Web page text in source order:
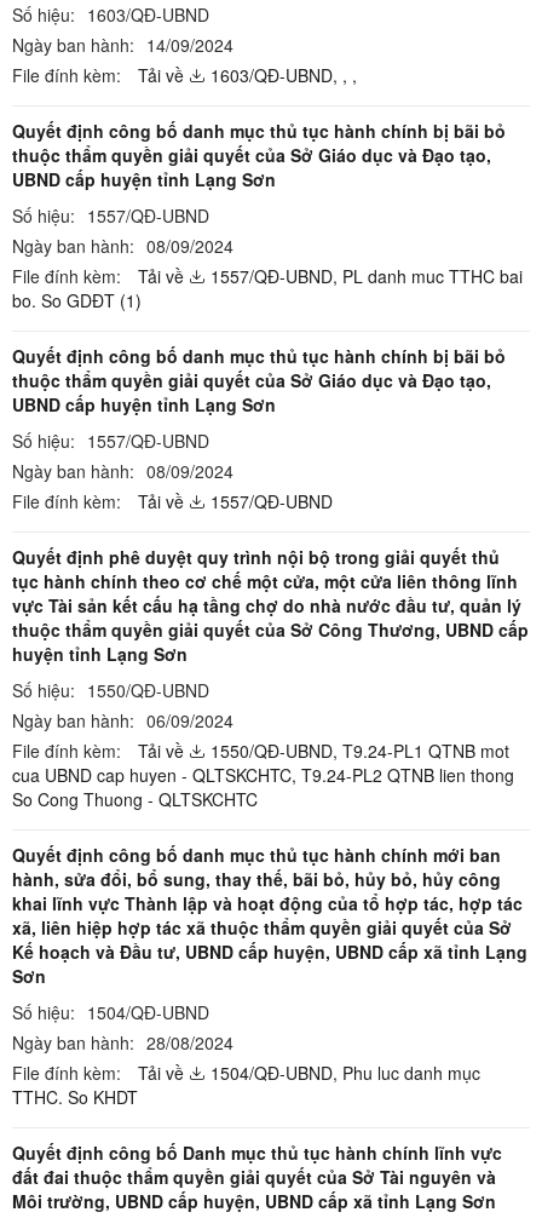
Số hiệu: 1603/QĐ-UBND
Ngày ban hành: 14/09/2024
File đính kèm:
Tải về 1603/QĐ-UBND, , ,
Quyết định công bố danh mục thủ tục hành chính bị bãi bỏ
thuộc thẩm quyền giải quyết của Sở Giáo dục và Đạo tạo,
UBND cấp huyện tỉnh Lạng Sơn
Số hiệu: 1557/QĐ-UBND
Ngày ban hành: 08/09/2024
File đính kèm:
Tải về 1557/QĐ-UBND, PL danh muc TTHC bai
bo. So GDĐT (1)
Quyết định công bố danh mục thủ tục hành chính bị bãi bỏ
thuộc thẩm quyền giải quyết của Sở Giáo dục và Đạo tạo,
UBND cấp huyện tỉnh Lạng Sơn
Số hiệu: 1557/QĐ-UBND
Ngày ban hành: 08/09/2024
File đính kèm:
Tải về 1557/QĐ-UBND
Quyết định phê duyệt quy trình nội bộ trong giải quyết thủ
tục hành chính theo cơ chế một cửa, một cửa liên thông lĩnh
vực Tài sản kết cấu hạ tầng chợ do nhà nước đầu tư, quản lý
thuộc thẩm quyền giải quyết của Sở Công Thương, UBND cấp
huyện tỉnh Lạng Sơn
Số hiệu: 1550/QĐ-UBND
Ngày ban hành: 06/09/2024
File đính kèm:
Tải về 1550/QĐ-UBND, T9.24-PL1 QTNB mot
cua UBND cap huyen - QLTSKCHTC, T9.24-PL2 QTNB lien thong
So Cong Thuong - QLTSKCHTC
Quyết định công bố danh mục thủ tục hành chính mới ban
hành, sửa đổi, bổ sung, thay thế, bãi bỏ, hủy bỏ, hủy công
khai lĩnh vực Thành lập và hoạt động của tổ hợp tác, hợp tác
xã, liên hiệp hợp tác xã thuộc thẩm quyền giải quyết của Sở
Kế hoạch và Đầu tư, UBND cấp huyện, UBND cấp xã tỉnh Lạng
Sơn
Số hiệu: 1504/QĐ-UBND
Ngày ban hành: 28/08/2024
File đính kèm:
Tải về 1504/QĐ-UBND, Phu luc danh mục
TTHC. So KHDT
Quyết định công bố Danh mục thủ tục hành chính lĩnh vực
đất đai thuộc thẩm quyền giải quyết của Sở Tài nguyên và
Môi trường, UBND cấp huyện, UBND cấp xã tỉnh Lạng Sơn